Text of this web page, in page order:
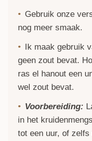
Gebruik onze
nog meer smaak.
Ik maak gebruik
geen zout bevat.
ras el hanout een
wel zout bevat.
Voorbereiding:
in het
tot een uur, of